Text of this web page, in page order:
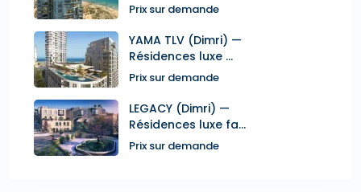
Prix sur demande
YAMA TLV (Dimri) —
Résidences luxe ...
Prix sur demande
LEGACY (Dimri) —
Résidences luxe fa...
Prix sur demande